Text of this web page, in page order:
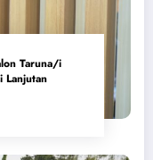
Taruna/i
Lanjutan